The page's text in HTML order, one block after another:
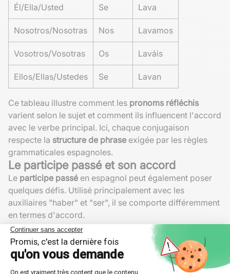
Él/Ella/Usted Se Lava
Nosotros/Nosotras Nos Lavamos
Vosotros/Vosotras Os Laváis
Ellos/Ellas/Ustedes Se Lavan
Ce tableau illustre comment les pronoms réfléchis
varient selon le sujet et comment ils influencent l'accord
avec le verbe principal. Ici, chaque conjugaison
respecte la structure de phrase exigée par les règles
grammaticales espagnoles.
Le participe passé et son accord
Le participe passé en espagnol peut également poser
quelques défis. Utilisé principalement avec les
auxiliaires "haber" et "ser", il se comporte différemment
en termes d'accord.
Avec "haber" dans les temps composés, le participe
passé ne change pas, quel que soit le sujet :
Exemple : Yo he hablado (j'ai parlé), Tú has hablado (tu
as parlé), etc.